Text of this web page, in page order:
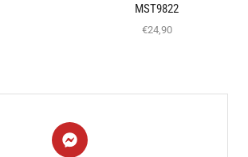
MST9822
€24,90